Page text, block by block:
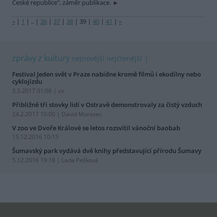
České republice", záměr publikace.
« | 1 | .. | 36 | 37 | 38 | 39 | 40 | 41 | »
zprávy z kultury nejnovější nejčtenější
Festival Jeden svět v Praze nabídne kromě filmů i ekodílny nebo
cyklojízdu
3.3.2017 01:06 | zv
Přibližně tři stovky lidí v Ostravě demonstrovaly za čistý vzduch
24.2.2017 10:00 | David Moravec
V zoo ve Dvoře Králové se letos rozsvítil vánoční baobab
15.12.2016 10:15
Šumavský park vydává dvě knihy představující přírodu Šumavy
5.12.2016 19:18 | Lada Pešková